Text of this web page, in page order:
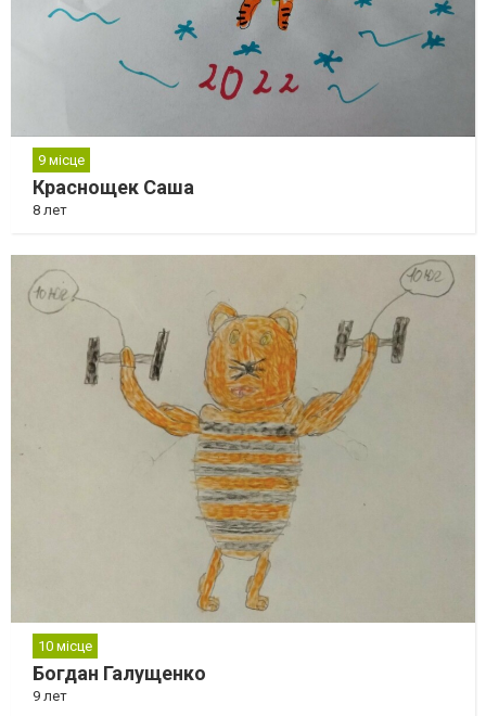
9 місце
Краснощек Саша
8 лет
10 місце
Богдан Галущенко
9 лет